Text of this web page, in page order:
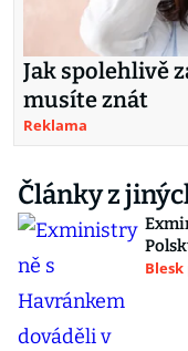
Jak spolehlivě
musíte znát
Reklama
Články z